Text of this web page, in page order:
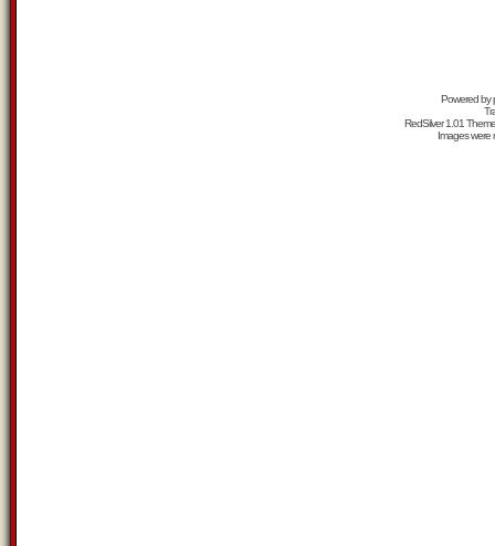
Powered by
RedSilver 1.01
Images were